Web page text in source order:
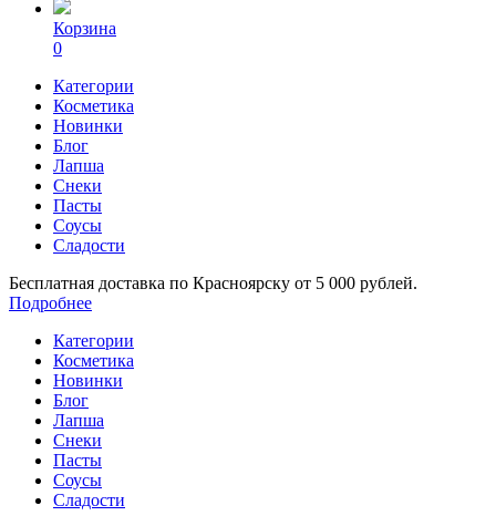
Корзина
0
Категории
Косметика
Новинки
Блог
Лапша
Снеки
Пасты
Соусы
Сладости
Бесплатная доставка по Красноярску от 5 000 рублей.
Подробнее
Категории
Косметика
Новинки
Блог
Лапша
Снеки
Пасты
Соусы
Сладости